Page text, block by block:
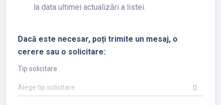
la data ultimei actualizări a listei.
Dacă este necesar, poți trimite un mesaj, o
cerere sau o solicitare:
Tip solicitare
Alege tip solicitare